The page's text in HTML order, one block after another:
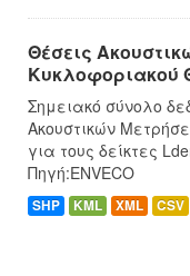
Θέσεις
Κυκλοφοριακού
Σημειακό σύνολο
Ακουστικών
για τους δείκτες
Πηγή:ENVECO
SHP KML XML CSV